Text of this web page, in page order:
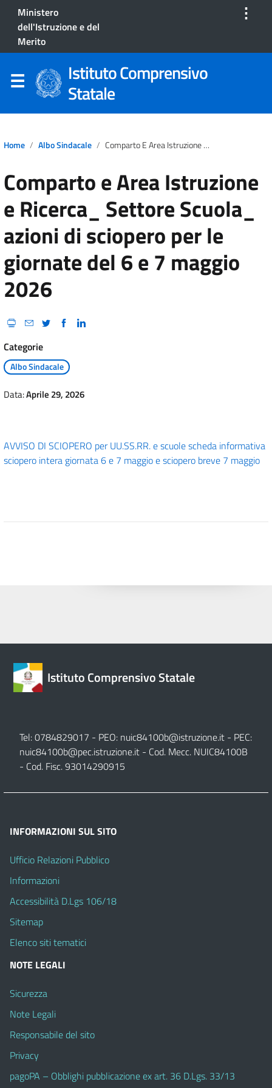
Ministero
dell'Istruzione e del
Merito
⋮
Istituto Comprensivo
Statale
Home Albo Sindacale Comparto E Area Istruzione E Ricerca_ Settore Scuola_ Azioni Di Sciopero Per Le Giornate Del 6 E 7 Maggio 2026
Comparto e Area Istruzione
e Ricerca_ Settore Scuola_
azioni di sciopero per le
giornate del 6 e 7 maggio
2026
Categorie
Albo Sindacale
Data:Aprile 29, 2026
AVVISO DI SCIOPERO per UU.SS.RR. e scuolescheda informativa
sciopero intera giornata 6 e 7 maggio e sciopero breve 7 maggio
Istituto Comprensivo Statale
Tel: 0784829017 - PEO: nuic84100b@istruzione.it - PEC:
nuic84100b@pec.istruzione.it - Cod. Mecc. NUIC84100B
- Cod. Fisc. 93014290915
INFORMAZIONI SUL SITO
Ufficio Relazioni Pubblico
Informazioni
Accessibilità D.Lgs 106/18
Sitemap
Elenco siti tematici
NOTE LEGALI
Sicurezza
Note Legali
Responsabile del sito
Privacy
pagoPA – Obblighi pubblicazione ex art. 36 D.Lgs. 33/13